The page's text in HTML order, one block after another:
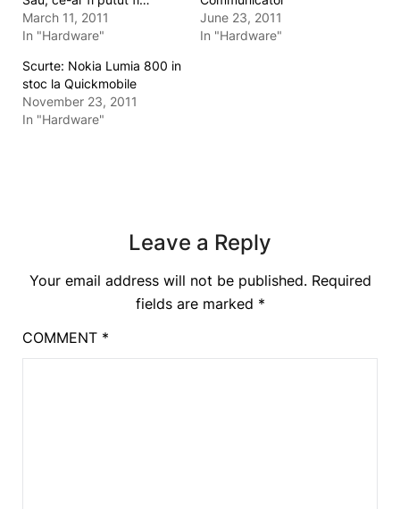
March 11, 2011
In "Hardware"
June 23, 2011
In "Hardware"
Scurte: Nokia Lumia 800 in
stoc la Quickmobile
November 23, 2011
In "Hardware"
Leave a Reply
Your email address will not be published. Required
fields are marked *
COMMENT *